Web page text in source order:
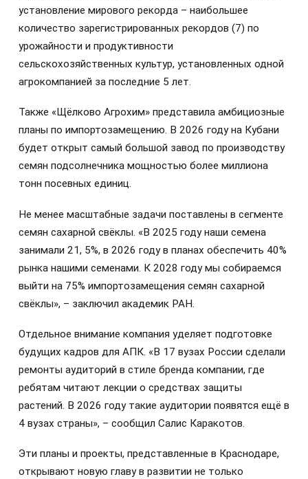
установление мирового рекорда – наибольшее
количество зарегистрированных рекордов (7) по
урожайности и продуктивности
сельскохозяйственных культур, установленных одной
агрокомпанией за последние 5 лет.
Также «Щёлково Агрохим» представила амбициозные
планы по импортозамещению. В 2026 году на Кубани
будет открыт самый большой завод по производству
семян подсолнечника мощностью более миллиона
тонн посевных единиц.
Не менее масштабные задачи поставлены в сегменте
семян сахарной свёклы. «В 2025 году наши семена
занимали 21, 5%, в 2026 году в планах обеспечить 40%
рынка нашими семенами. К 2028 году мы собираемся
выйти на 75% импортозамещения семян сахарной
свёклы», – заключил академик РАН.
Отдельное внимание компания уделяет подготовке
будущих кадров для АПК. «В 17 вузах России сделали
ремонты аудиторий в стиле бренда компании, где
ребятам читают лекции о средствах защиты
растений. В 2026 году такие аудитории появятся ещё в
4 вузах страны», – сообщил Салис Каракотов.
Эти планы и проекты, представленные в Краснодаре,
открывают новую главу в развитии не только